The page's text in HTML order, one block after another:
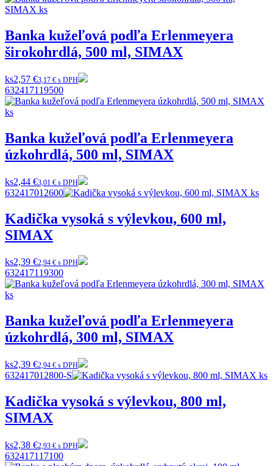
Banka kužeľová podľa Erlenmeyera
širokohrdlá, 500 ml, SIMAX
ks2,57 €3,17 € s DPH
632417119500
Banka kužeľová podľa Erlenmeyera
úzkohrdlá, 500 ml, SIMAX
ks2,44 €3,01 € s DPH
632417012600
Kadička vysoká s výlevkou, 600 ml,
SIMAX
ks2,39 €2,94 € s DPH
632417119300
Banka kužeľová podľa Erlenmeyera
úzkohrdlá, 300 ml, SIMAX
ks2,39 €2,94 € s DPH
632417012800-S
Kadička vysoká s výlevkou, 800 ml,
SIMAX
ks2,38 €2,93 € s DPH
632417117100